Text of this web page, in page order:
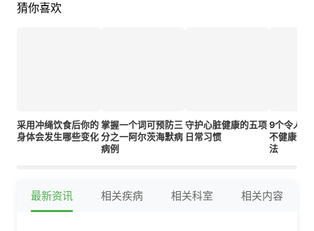
猜你喜欢
采用冲绳饮食后你的
身体会发生哪些变化
掌握一个词可预防三
分之一阿尔茨海默病
病例
守护心脏健康的五项
日常习惯
9个令人惊
不健康信
法
最新资讯 相关疾病 相关科室 相关内容